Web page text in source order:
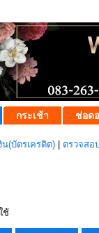
กระเช้า ช่อด
น(บัตรเครดิต) ตรวจสอ
ช้